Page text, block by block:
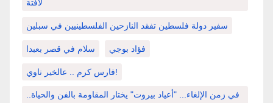
لافتة
سفير دولة فلسطين تفقد النازحين الفلسطينيين في سبلين
سلام في قصر بعبدا فؤاد بوجي
فارس كرم .. عالخير ناوي!
في زمن الإلغاء... "أعياد بيروت" يختار المقاومة بالفن والحياة..